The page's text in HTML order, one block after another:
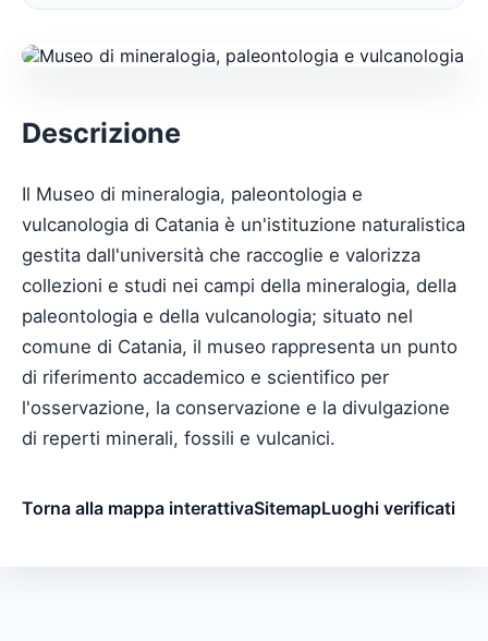
Descrizione
Il Museo di mineralogia, paleontologia e
vulcanologia di Catania è un'istituzione naturalistica
gestita dall'università che raccoglie e valorizza
collezioni e studi nei campi della mineralogia, della
paleontologia e della vulcanologia; situato nel
comune di Catania, il museo rappresenta un punto
di riferimento accademico e scientifico per
l'osservazione, la conservazione e la divulgazione
di reperti minerali, fossili e vulcanici.
Torna alla mappa interattivaSitemapLuoghi verificati